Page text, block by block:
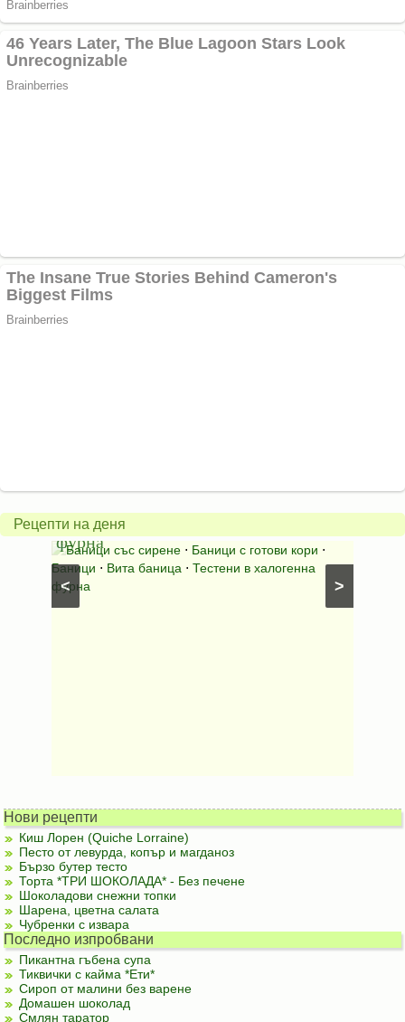
Рецепти на деня
>
<
в
халогенна
фурна
Баници със сирене ⋅ Баници с готови кори ⋅
Баници ⋅ Вита баница ⋅ Тестени в халогенна
фурна
за
Нови рецепти
Киш Лорен (Quiche Lorraine)
Песто от левурда, копър и магданоз
Бързо бутер тесто
Торта *ТРИ ШОКОЛАДА* - Без печене
Шоколадови снежни топки
Шарена, цветна салата
Чубренки с извара
Последно изпробвани
Пикантна гъбена супа
Тиквички с кайма *Ети*
Сироп от малини без варене
Домашен шоколад
Смлян таратор